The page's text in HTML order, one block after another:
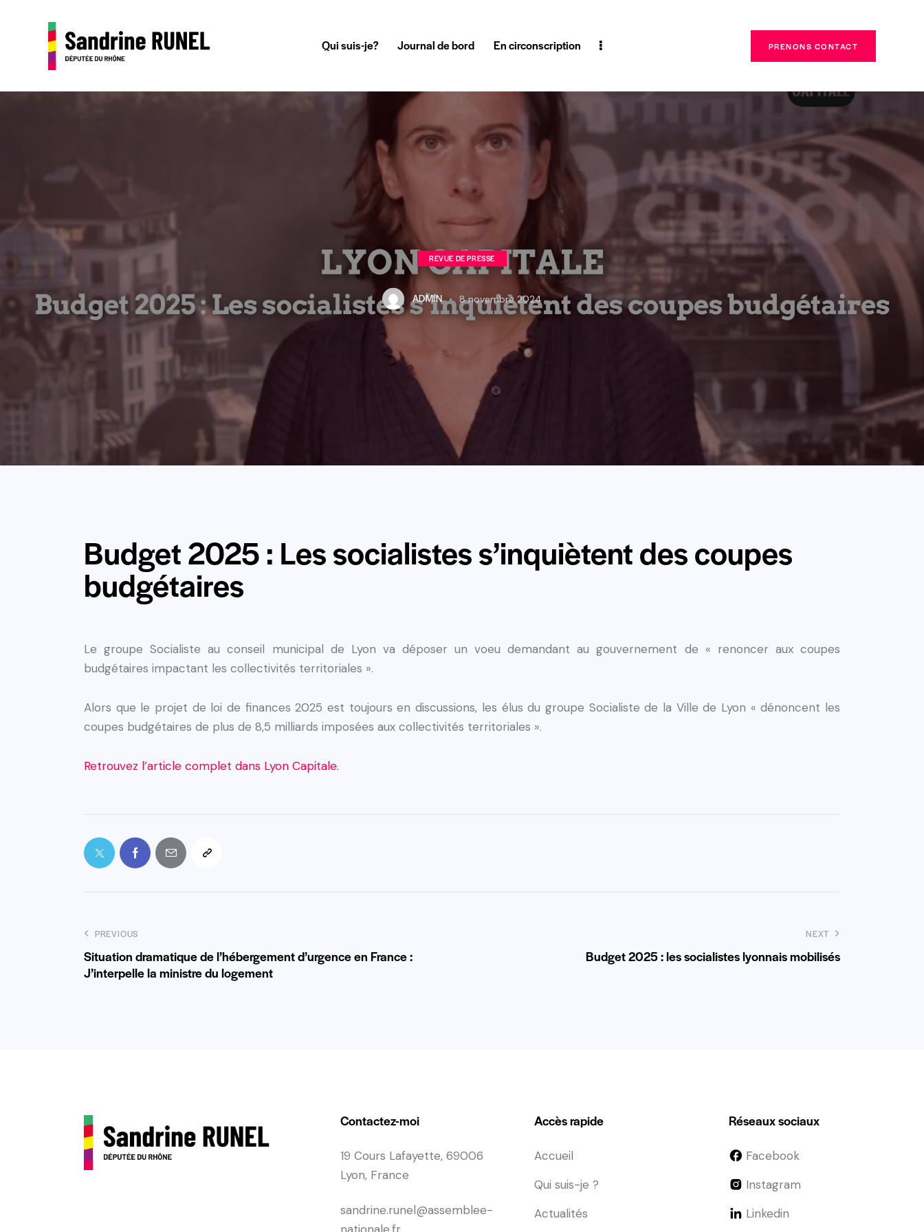
Qui suis-je? Journal de bord En circonscription PRENONS CONTACT
REVUE DE PRESSE
ADMIN 8 novembre 2024
Budget 2025 : Les socialistes s’inquiètent des coupes
budgétaires
Le groupe Socialiste au conseil municipal de Lyon va déposer un voeu demandant au gouvernement de « renoncer aux coupes
budgétaires impactant les collectivités territoriales ».
Alors que le projet de loi de finances 2025 est toujours en discussions, les élus du groupe Socialiste de la Ville de Lyon « dénoncent les
coupes budgétaires de plus de 8,5 milliards imposées aux collectivités territoriales ».
Retrouvez l’article complet dans Lyon Capitale.
PREVIOUS
Situation dramatique de l’hébergement d’urgence en France :
J’interpelle la ministre du logement
NEXT
Budget 2025 : les socialistes lyonnais mobilisés
Contactez-moi
19 Cours Lafayette, 69006
Lyon, France
sandrine.runel@assemblee-
nationale.fr
Accès rapide
Accueil
Qui suis-je ?
Actualités
Réseaux sociaux
Facebook
Instagram
Linkedin